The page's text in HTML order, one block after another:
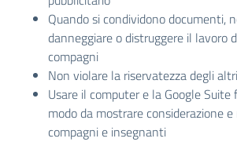
Quando si condividono documenti,
danneggiare o distruggere il lavoro
compagni
Non violare la riservatezza degli
Usare il computer e la Google Suite
modo da mostrare considerazione
compagni e insegnanti